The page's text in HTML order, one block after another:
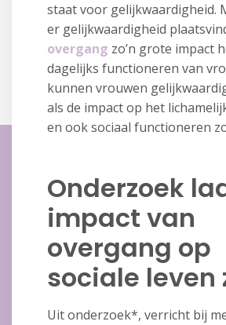
staat voor gelijkwaardigheid.
er gelijkwaardigheid
overgang zo’n grote impact
dagelijks functioneren van
kunnen vrouwen
als de impact op het
en ook sociaal functioneren
Onderzoek
impact van
overgang op
sociale leven
Uit onderzoek*, verricht bij